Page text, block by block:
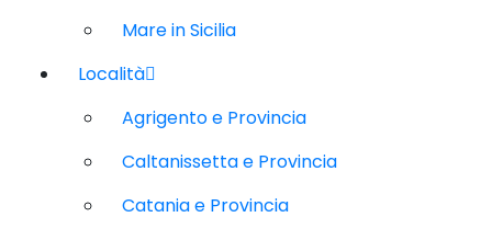
Mare in Sicilia
Località
Agrigento e Provincia
Caltanissetta e Provincia
Catania e Provincia